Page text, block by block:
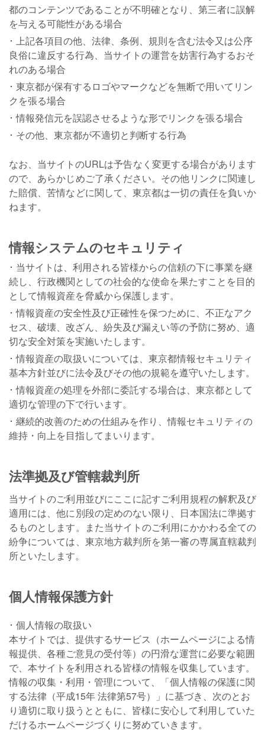
都のコンテンツであることが不明確となり、第三者に誤解
を与える可能性がある場合
上記各項目の他、法律、条例、規則を含む法令又は公序
良俗に違反する行為、当サイトの運営を妨害行為するおそ
れのある場合
東京都が保有するロゴやマークなどを無断で用いてリン
クを張る場合
情報発信元を誤認させるような形でリンクを張る場合
その他、東京都が不適切と判断する行為
なお、当サイトのURLは予告なく変更する場合があります
ので、あらかじめご了承ください。その他リンクに関連し
た賠償、苦情などに関して、東京都は一切の責任を負いか
ねます。
情報システムのセキュリティ
当サイトは、利用される皆様からの信頼の下に事業を継
続し、行政機関としての社会的な使命を果たすことを目的
として情報資産を脅威から保護します。
情報資産の安全性及び正確性を保つために、不正なアク
セス、破壊、改ざん、紛失及び漏えい等の予防に努め、適
切な安全対策を実施いたします。
情報資産の取扱いについては、東京都情報セキュリティ
基本方針並びに法令及びその他の規範を遵守いたします。
情報資産の処理を外部に委託する場合は、東京都として
適切な管理の下で行います。
継続的改善のための仕組みを作り、情報セキュリティの
維持・向上を目指してまいります。
法準拠及び管轄裁判所
当サイトのご利用並びにここに記すご利用規程の解釈及び
適用には、他に別段の定めのない限り、日本国法に準拠す
るものとします。また当サイトのご利用にかかわる全ての
紛争については、東京地方裁判所を第一審の専属直轄裁判
所といたします。
個人情報保護方針
個人情報の取扱い
本サイトでは、提供するサービス（ホームページによる情
報提供、各種ご意見の受付等）の円滑な運営に必要な範囲
で、本サイトを利用される皆様の情報を収集しています。
情報の収集・利用・管理について、「個人情報の保護に関
する法律（平成15年 法律第57号）」に基づき、次のとお
り適切に取り扱うとともに、皆様に安心して利用していた
だけるホームページづくりに努めていきます。